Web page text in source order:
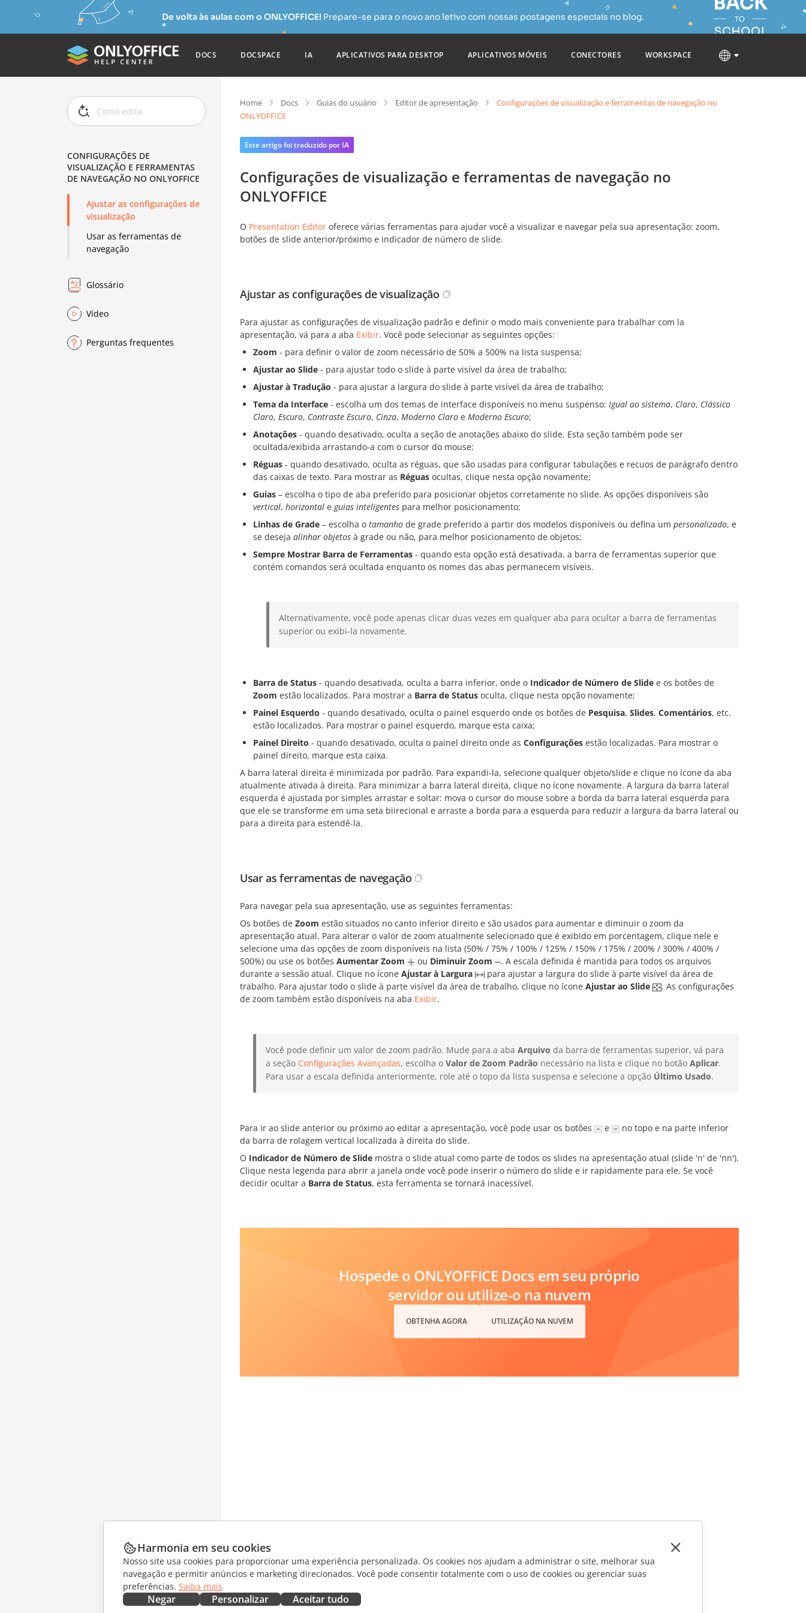
De volta às aulas com o ONLYOFFICE! Prepare-se para o novo ano letivo com nossas postagens especiais no blog.
DOCS DOCSPACE IA APLICATIVOS PARA DESKTOP APLICATIVOS MÓVEIS CONECTORES WORKSPACE
CONFIGURAÇÕES DE
VISUALIZAÇÃO E FERRAMENTAS
DE NAVEGAÇÃO NO ONLYOFFICE
Ajustar as configurações de
visualização
Usar as ferramentas de
navegação
Glossário
Vídeo
Perguntas frequentes
Home Docs Guias do usuário Editor de apresentação
Configurações de visualização e ferramentas de navegação no
ONLYOFFICE
Este artigo foi traduzido por IA
Configurações de visualização e ferramentas de navegação no
ONLYOFFICE
O Presentation Editor oferece várias ferramentas para ajudar você a visualizar e navegar pela sua apresentação: zoom,
botões de slide anterior/próximo e indicador de número de slide.
Ajustar as configurações de visualização
Para ajustar as configurações de visualização padrão e definir o modo mais conveniente para trabalhar com la
apresentação, vá para a aba Exibir. Você pode selecionar as seguintes opções:
Zoom - para definir o valor de zoom necessário de 50% a 500% na lista suspensa;
Ajustar ao Slide - para ajustar todo o slide à parte visível da área de trabalho;
Ajustar à Tradução - para ajustar a largura do slide à parte visível da área de trabalho;
Tema da Interface - escolha um dos temas de interface disponíveis no menu suspenso: Igual ao sistema, Claro, Clássico
Claro, Escuro, Contraste Escuro, Cinza, Moderno Claro e Moderno Escuro;
Anotações - quando desativado, oculta a seção de anotações abaixo do slide. Esta seção também pode ser
ocultada/exibida arrastando-a com o cursor do mouse;
Réguas - quando desativado, oculta as réguas, que são usadas para configurar tabulações e recuos de parágrafo dentro
das caixas de texto. Para mostrar as Réguas ocultas, clique nesta opção novamente;
Guias – escolha o tipo de aba preferido para posicionar objetos corretamente no slide. As opções disponíveis são
vertical, horizontal e guias inteligentes para melhor posicionamento;
Linhas de Grade – escolha o tamanho de grade preferido a partir dos modelos disponíveis ou defina um personalizado, e
se deseja alinhar objetos à grade ou não, para melhor posicionamento de objetos;
Sempre Mostrar Barra de Ferramentas - quando esta opção está desativada, a barra de ferramentas superior que
contém comandos será ocultada enquanto os nomes das abas permanecem visíveis.
Alternativamente, você pode apenas clicar duas vezes em qualquer aba para ocultar a barra de ferramentas
superior ou exibi-la novamente.
Barra de Status - quando desativada, oculta a barra inferior, onde o Indicador de Número de Slide e os botões de
Zoom estão localizados. Para mostrar a Barra de Status oculta, clique nesta opção novamente;
Painel Esquerdo - quando desativado, oculta o painel esquerdo onde os botões de Pesquisa, Slides, Comentários, etc.
estão localizados. Para mostrar o painel esquerdo, marque esta caixa;
Painel Direito - quando desativado, oculta o painel direito onde as Configurações estão localizadas. Para mostrar o
painel direito, marque esta caixa.
A barra lateral direita é minimizada por padrão. Para expandi-la, selecione qualquer objeto/slide e clique no ícone da aba
atualmente ativada à direita. Para minimizar a barra lateral direita, clique no ícone novamente. A largura da barra lateral
esquerda é ajustada por simples arrastar e soltar: mova o cursor do mouse sobre a borda da barra lateral esquerda para
que ele se transforme em uma seta biirecional e arraste a borda para a esquerda para reduzir a largura da barra lateral ou
para a direita para estendê-la.
Usar as ferramentas de navegação
Para navegar pela sua apresentação, use as seguintes ferramentas:
Os botões de Zoom estão situados no canto inferior direito e são usados para aumentar e diminuir o zoom da
apresentação atual. Para alterar o valor de zoom atualmente selecionado que é exibido em porcentagem, clique nele e
selecione uma das opções de zoom disponíveis na lista (50% / 75% / 100% / 125% / 150% / 175% / 200% / 300% / 400% /
500%) ou use os botões Aumentar Zoom ou Diminuir Zoom
. A escala definida é mantida para todos os arquivos
durante a sessão atual. Clique no ícone Ajustar à Largura
para ajustar a largura do slide à parte visível da área de
trabalho. Para ajustar todo o slide à parte visível da área de trabalho, clique no ícone Ajustar ao Slide
. As configurações
de zoom também estão disponíveis na aba Exibir.
Você pode definir um valor de zoom padrão. Mude para a aba Arquivo da barra de ferramentas superior, vá para
a seção Configurações Avançadas, escolha o Valor de Zoom Padrão necessário na lista e clique no botão Aplicar.
Para usar a escala definida anteriormente, role até o topo da lista suspensa e selecione a opção Último Usado.
Para ir ao slide anterior ou próximo ao editar a apresentação, você pode usar os botões e
no topo e na parte inferior
da barra de rolagem vertical localizada à direita do slide.
O Indicador de Número de Slide mostra o slide atual como parte de todos os slides na apresentação atual (slide 'n' de 'nn').
Clique nesta legenda para abrir a janela onde você pode inserir o número do slide e ir rapidamente para ele. Se você
decidir ocultar a Barra de Status, esta ferramenta se tornará inacessível.
Hospede o ONLYOFFICE Docs em seu próprio
servidor ou utilize-o na nuvem
OBTENHA AGORA UTILIZAÇÃO NA NUVEM
Harmonia em seu cookies
Nosso site usa cookies para proporcionar uma experiência personalizada. Os cookies nos ajudam a administrar o site, melhorar sua
navegação e permitir anúncios e marketing direcionados. Você pode consentir totalmente com o uso de cookies ou gerenciar suas
preferências. Saiba mais
Negar Personalizar Aceitar tudo